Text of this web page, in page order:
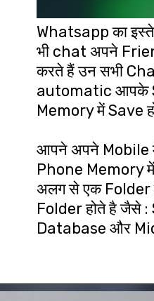
Whatsapp का
भी chat अपने
करते हैं उन सभी
automatic आपके
Memory में Save
आपने अपने Mobile
Phone Memory
अलग से एक Folder
Folder होते है जैसे
Database और